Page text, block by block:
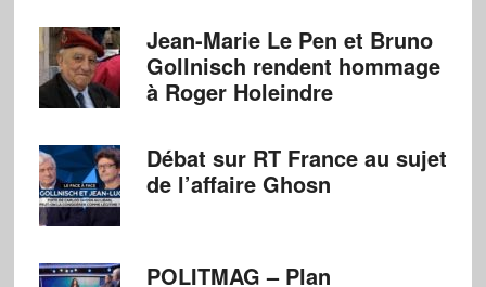
Jean-Marie Le Pen et Bruno
Gollnisch rendent hommage
à Roger Holeindre
Débat sur RT France au sujet
de l’affaire Ghosn
POLITMAG – Plan